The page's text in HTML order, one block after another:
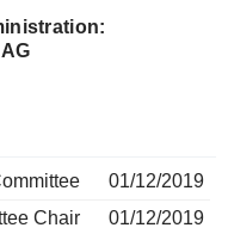
01/12/2019
Chair
01/12/2019